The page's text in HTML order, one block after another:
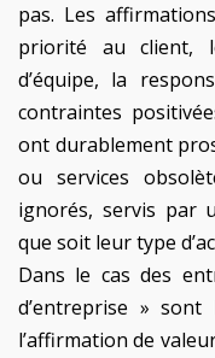
pas. Les
priorité au client,
d’équipe, la
contraintes
ont durablement
ou services
ignorés, servis par
que soit leur type
Dans le cas des
d’entreprise »
l’affirmation de